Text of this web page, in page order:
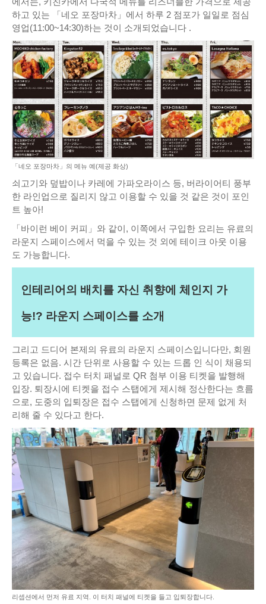
하고 있는 「네오 포장마차」에서 하루 2 점포가 일일로 점심
영업(11:00~14:30)하는 것이 소개되었습니다 .
「네오 포장마차」의 메뉴 예(제공 화상)
쇠고기와 덮밥이나 카레에 가파오라이스 등, 버라이어티 풍부
한 라인업으로 질리지 않고 이용할 수 있을 것 같은 것이 포인
트 높아!
「바이런 베이 커피」와 같이, 이쪽에서 구입한 요리는 유료의
라운지 스페이스에서 먹을 수 있는 것 외에 테이크 아웃 이용
도 가능합니다.
인테리어의 배치를 자신 취향에 체인지 가
능!? 라운지 스페이스를 소개
그리고 드디어 본제의 유료의 라운지 스페이스입니다만, 회원
등록은 없음. 시간 단위로 사용할 수 있는 드롭 인 식이 채용되
고 있습니다. 접수 터치 패널로 QR 첨부 이용 티켓을 발행해
입장. 퇴장시에 티켓을 접수 스탭에게 제시해 정산한다는 흐름
으로, 도중의 입퇴장은 접수 스탭에게 신청하면 문제 없게 처
리해 줄 수 있다고 한다.
리셉션에서 먼저 유료 지역. 이 터치 패널에 티켓을 들고 입퇴장합니다.